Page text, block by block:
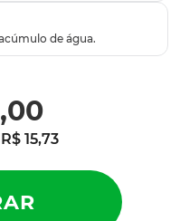
,00
R$ 15,73